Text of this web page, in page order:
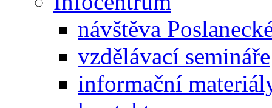
návštěva
vzdělávací semináře
informační